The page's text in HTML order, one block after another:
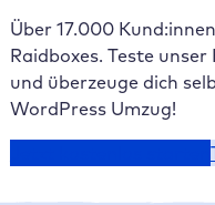
Über 17.000
Raidboxes. Teste
und überzeuge dich
WordPress Umzug!